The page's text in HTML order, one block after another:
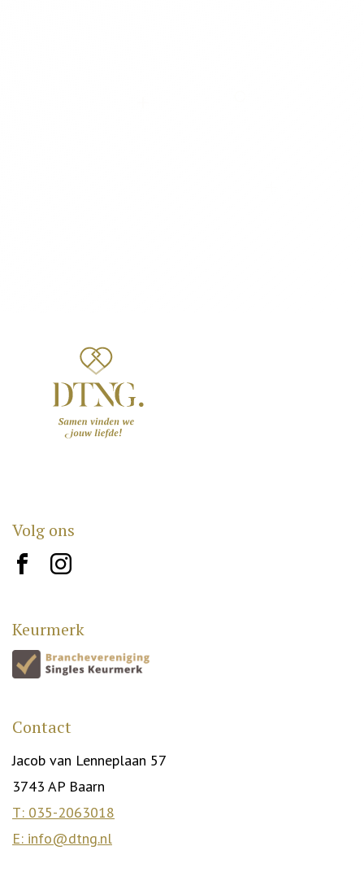
Volg ons
brand10 brand12
Keurmerk
Contact
Jacob van Lenneplaan 57
3743 AP Baarn
T: 035-2063018
E: info@dtng.nl